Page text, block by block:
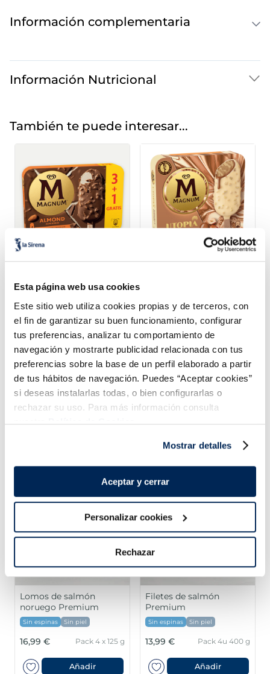
Esta página web usa cookies
Este sitio web utiliza cookies propias y de terceros, con
el fin de garantizar su buen funcionamiento, configurar
tus preferencias, analizar tu comportamiento de
navegación y mostrarte publicidad relacionada con tus
preferencias sobre la base de un perfil elaborado a partir
de tus hábitos de navegación. Puedes “Aceptar cookies”
si deseas instalarlas todas, o bien configurarlas o
rechazar su uso. Para más información consulta
nuestraPolítica de Cookies.
Mostrar detalles
Aceptar y cerrar
Personalizar cookies
Rechazar
Información complementaria
Información Nutricional
También te puede interesar...
Almendrado 3+1
4,49 €
Añadir
4,99 €
Añadir
¡Combínalo y hazte un menú de 10!
Lomos de salmón
noruego Premium
Sin espinas Sin piel
16,99 € Pack 4 x 125 g
Añadir
Filetes de salmón
Premium
Sin espinas Sin piel
13,99 € Pack 4u 400 g
Añadir